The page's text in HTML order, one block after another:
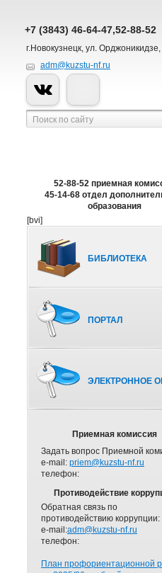
+7 (3843) 46-64-47,52-88-52
г.Новокузнецк, ул.
adm@kuzstu-nf.ru
52-88-52 приемная
45-14-68 отдел
образования
[bvi]
БИБЛИОТЕКА
ПОРТАЛ
ЭЛЕКТРОННОЕ
Приемная комиссия
Задать вопрос Приемной
e-mail: priem@kuzstu-nf.ru
телефон:
Противодействие
Обратная связь по
противодействию коррупции:
e-mail:adm@kuzstu-nf.ru
телефон:
План профориентационной